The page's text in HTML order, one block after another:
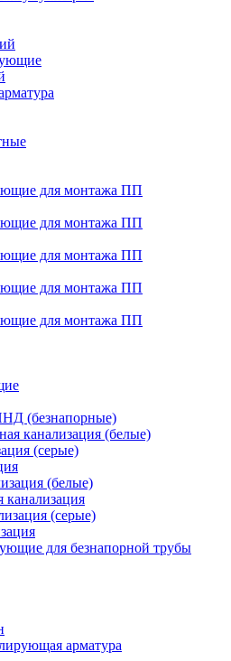
для монтажа ПП
для монтажа ПП
для монтажа ПП
для монтажа ПП
для монтажа ПП
(безнапорные)
канализация (белые)
(серые)
(белые)
(серые)
для безнапорной трубы
арматура